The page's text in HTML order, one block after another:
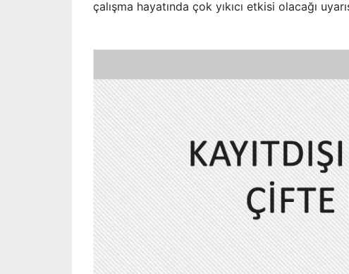
çalışma hayatında çok yıkıcı etkisi olacağı